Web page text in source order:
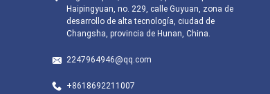
Haipingyuan, no. 229, calle Guyuan, zona de
desarrollo de alta tecnología, ciudad de
Changsha, provincia de Hunan, China.
2247964946@qq.com
+8618692211007